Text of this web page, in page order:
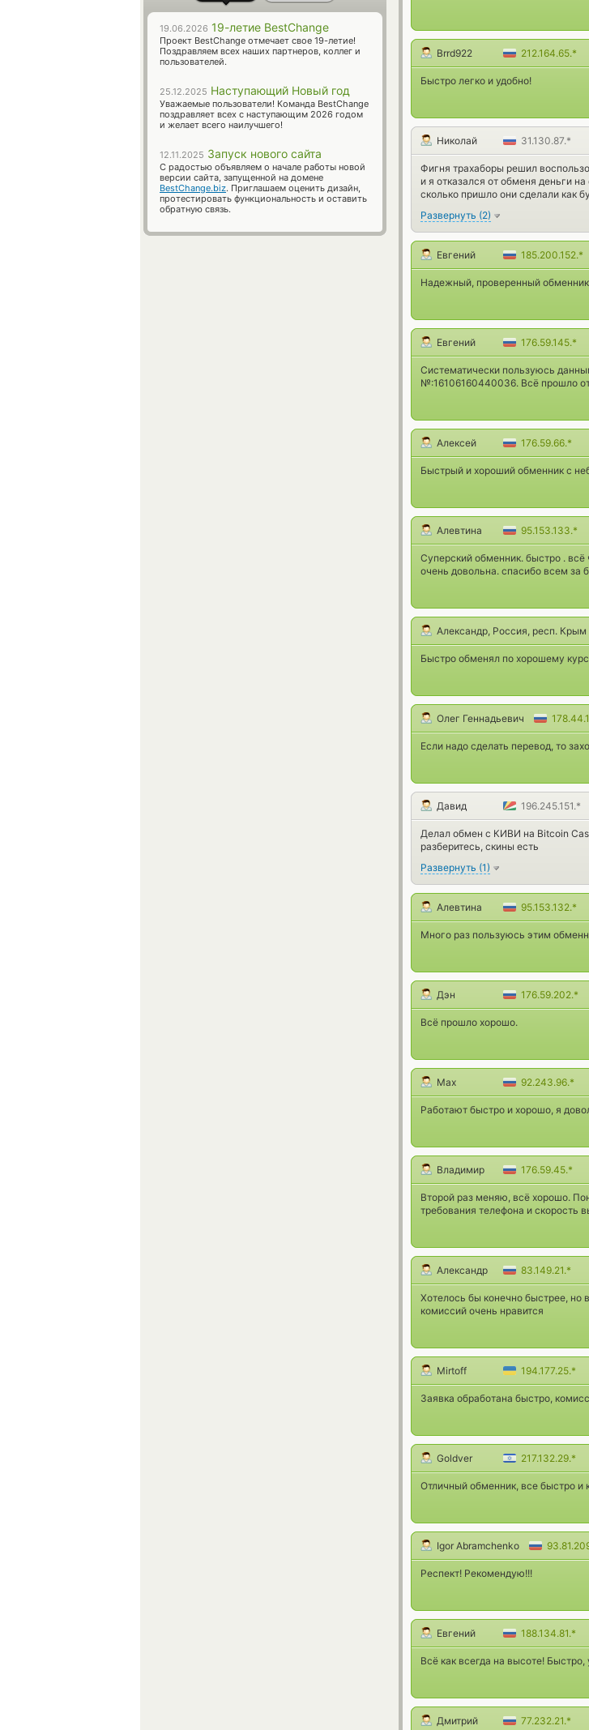
Brrd922 212.164.65.*
Быстро легко и удобно!
Николай 31.130.87.*
Фигня трахаборы решил
и я отказался от обменя деньги
сколько пришло они сделали как
Развернуть (2)
Евгений 185.200.152.*
Надежный, проверенный
Евгений 176.59.145.*
Систематически пользуюсь
№:16106160440036. Всё прошло
Алексей 176.59.66.*
Быстрый и хороший обменник с
Алевтина 95.153.133.*
Суперский обменник. быстро .
очень довольна. спасибо всем за
Александр, Россия, респ. Крым
Быстро обменял по хорошему
Олег Геннадьевич
Если надо сделать перевод, то
Давид 196.245.151.*
Делал обмен с КИВИ на Bitcoin
разберитесь, скины есть
Развернуть (1)
Алевтина 95.153.132.*
Много раз пользуюсь этим
Дэн 176.59.202.*
Всё прошло хорошо.
Max 92.243.96.*
Работают быстро и хорошо, я
Владимир 176.59.45.*
Второй раз меняю, всё хорошо.
требования телефона и скорость
Александр 83.149.21.*
Хотелось бы конечно быстрее, но
комиссий очень нравится
Mirtoff 194.177.25.*
Заявка обработана быстро,
Goldver 217.132.29.*
Отличный обменник, все быстро и
Igor Abramchenko
Респект! Рекомендую!!!
Евгений 188.134.81.*
Всё как всегда на высоте!
Дмитрий 77.232.21.*
19.06.2026 19-летие BestChange
Проект BestChange отмечает свое 19-летие!
Поздравляем всех наших партнеров, коллег и
пользователей.
25.12.2025 Наступающий Новый год
Уважаемые пользователи! Команда BestChange
поздравляет всех с наступающим 2026 годом
и желает всего наилучшего!
12.11.2025 Запуск нового сайта
С радостью объявляем о начале работы новой
версии сайта, запущенной на домене
BestChange.biz. Приглашаем оценить дизайн,
протестировать функциональность и оставить
обратную связь.